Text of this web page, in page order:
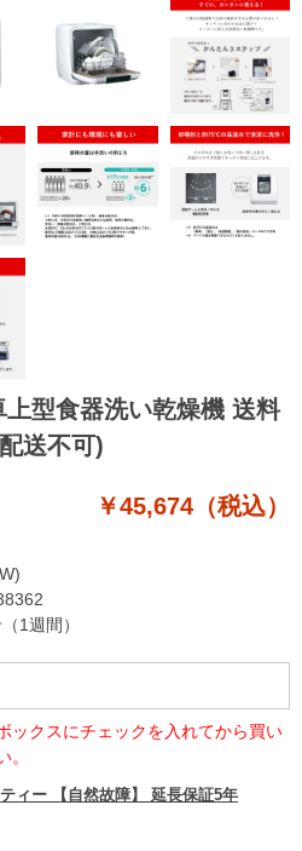
型食器洗い乾燥機 送料
送不可)
￥45,674（税込）
1週間）
ックスにチェックを入れてから買い
。
ィー 【自然故障】 延長保証5年